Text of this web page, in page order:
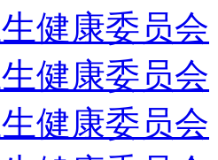
健康委员会
健康委员会
健康委员会